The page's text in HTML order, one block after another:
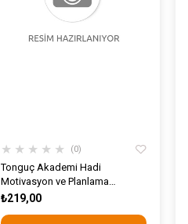
★ ★ ★ ★ ★ 0
Tonguç Akademi Hadi
Motivasyon ve Planlama
Rehberim
₺219,00